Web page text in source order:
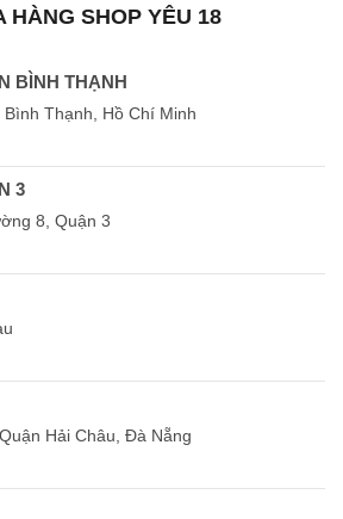
HÀNG SHOP YÊU 18
BÌNH THẠNH
Thạnh, Hồ Chí Minh
3
8, Quận 3
Hải Châu, Đà Nẵng